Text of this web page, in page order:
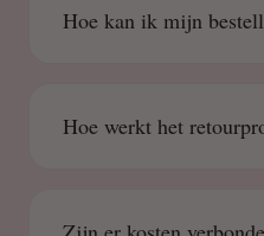
Hoe kan ik mijn
Hoe werkt het